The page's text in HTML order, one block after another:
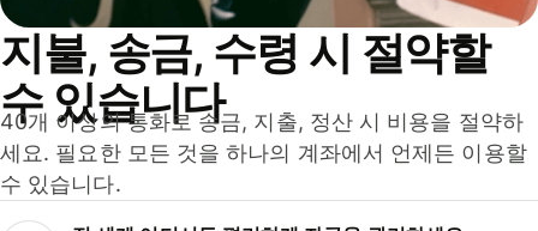
지불, 송금, 수령 시 절약할
수 있습니다
40개 이상의 통화로 송금, 지출, 정산 시 비용을 절약하
세요. 필요한 모든 것을 하나의 계좌에서 언제든 이용할
수 있습니다.